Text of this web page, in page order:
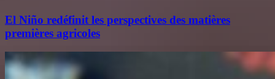
El Niño redéfinit les perspectives des matières
premières agricoles